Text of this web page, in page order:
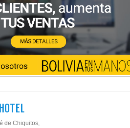
de Chiquitos,